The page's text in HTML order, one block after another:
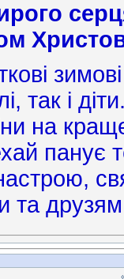
так і
на
панує
та